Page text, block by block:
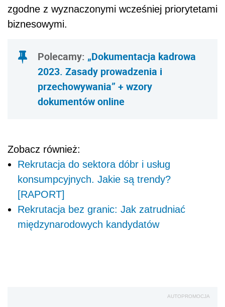
zgodne z wyznaczonymi wcześniej priorytetami
biznesowymi.
Polecamy: „Dokumentacja kadrowa
2023. Zasady prowadzenia i
przechowywania” + wzory
dokumentów online
Zobacz również:
Rekrutacja do sektora dóbr i usług
konsumpcyjnych. Jakie są trendy?
[RAPORT]
Rekrutacja bez granic: Jak zatrudniać
międzynarodowych kandydatów
AUTOPROMOCJA